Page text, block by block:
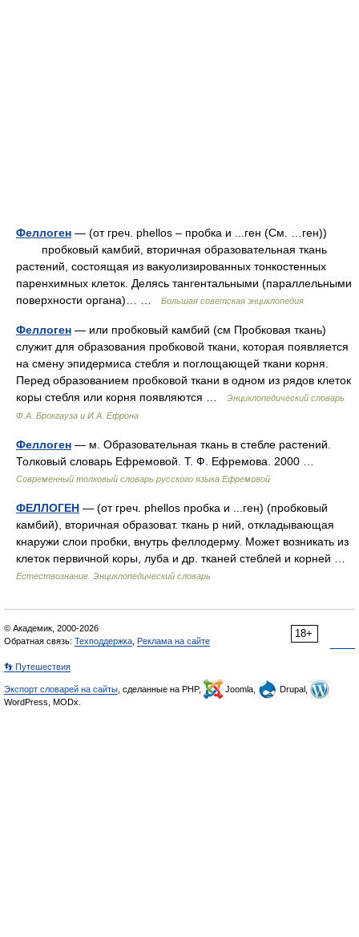
Феллоген — (от греч. phellos – пробка и ...ген (См. …ген))
пробковый камбий, вторичная образовательная ткань
растений, состоящая из вакуолизированных тонкостенных
паренхимных клеток. Делясь тангентальными (параллельными
поверхности органа)… …
Большая советская энциклопедия
Феллоген — или пробковый камбий (см Пробковая ткань)
служит для образования пробковой ткани, которая появляется
на смену эпидермиса стебля и поглощающей ткани корня.
Перед образованием пробковой ткани в одном из рядов клеток
коры стебля или корня появляются …
Энциклопедический словарь
Ф.А. Брокгауза и И.А. Ефрона
Феллоген — м. Образовательная ткань в стебле растений.
Толковый словарь Ефремовой. Т. Ф. Ефремова. 2000 …
Современный толковый словарь русского языка Ефремовой
ФЕЛЛОГЕН — (от греч. phellos пробка и ...ген) (пробковый
камбий), вторичная образоват. ткань р ний, откладывающая
кнаружи слои пробки, внутрь феллодерму. Может возникать из
клеток первичной коры, луба и др. тканей стеблей и корней …
Естествознание. Энциклопедический словарь
18+
© Академик, 2000-2026
Обратная связь: Техподдержка Реклама на сайте
👣 Путешествия
Экспорт словарей на сайты , сделанные на PHP, Joomla,
Drupal,
WordPress, MODx.